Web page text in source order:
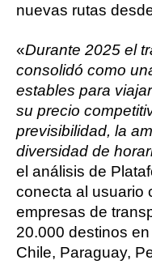
nuevas rutas
«Durante 2025 el
consolidó como
estables para
su precio
previsibilidad, la
diversidad de
el análisis de
conecta al usuario
empresas de
20.000 destinos
Chile, Paraguay,